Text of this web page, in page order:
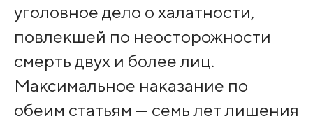
уголовное дело о халатности,
повлекшей по неосторожности
смерть двух и более лиц.
Максимальное наказание по
обеим статьям — семь лет лишения